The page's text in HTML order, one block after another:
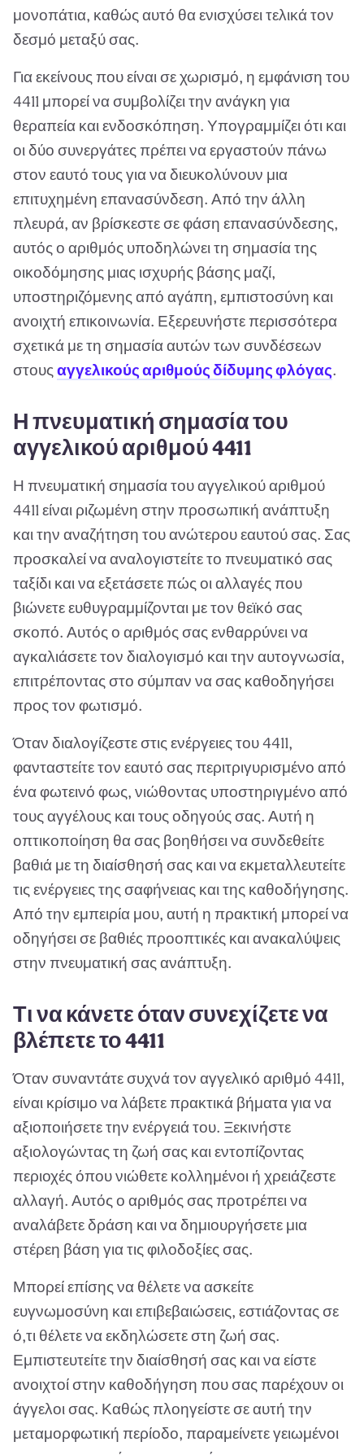
μονοπάτια, καθώς αυτό θα ενισχύσει τελικά τον
δεσμό μεταξύ σας.
Για εκείνους που είναι σε χωρισμό, η εμφάνιση του
4411 μπορεί να συμβολίζει την ανάγκη για
θεραπεία και ενδοσκόπηση. Υπογραμμίζει ότι και
οι δύο συνεργάτες πρέπει να εργαστούν πάνω
στον εαυτό τους για να διευκολύνουν μια
επιτυχημένη επανασύνδεση. Από την άλλη
πλευρά, αν βρίσκεστε σε φάση επανασύνδεσης,
αυτός ο αριθμός υποδηλώνει τη σημασία της
οικοδόμησης μιας ισχυρής βάσης μαζί,
υποστηριζόμενης από αγάπη, εμπιστοσύνη και
ανοιχτή επικοινωνία. Εξερευνήστε περισσότερα
σχετικά με τη σημασία αυτών των συνδέσεων
στους αγγελικούς αριθμούς δίδυμης φλόγας.
Η πνευματική σημασία του
αγγελικού αριθμού 4411
Η πνευματική σημασία του αγγελικού αριθμού
4411 είναι ριζωμένη στην προσωπική ανάπτυξη
και την αναζήτηση του ανώτερου εαυτού σας. Σας
προσκαλεί να αναλογιστείτε το πνευματικό σας
ταξίδι και να εξετάσετε πώς οι αλλαγές που
βιώνετε ευθυγραμμίζονται με τον θεϊκό σας
σκοπό. Αυτός ο αριθμός σας ενθαρρύνει να
αγκαλιάσετε τον διαλογισμό και την αυτογνωσία,
επιτρέποντας στο σύμπαν να σας καθοδηγήσει
προς τον φωτισμό.
Όταν διαλογίζεστε στις ενέργειες του 4411,
φανταστείτε τον εαυτό σας περιτριγυρισμένο από
ένα φωτεινό φως, νιώθοντας υποστηριγμένο από
τους αγγέλους και τους οδηγούς σας. Αυτή η
οπτικοποίηση θα σας βοηθήσει να συνδεθείτε
βαθιά με τη διαίσθησή σας και να εκμεταλλευτείτε
τις ενέργειες της σαφήνειας και της καθοδήγησης.
Από την εμπειρία μου, αυτή η πρακτική μπορεί να
οδηγήσει σε βαθιές προοπτικές και ανακαλύψεις
στην πνευματική σας ανάπτυξη.
Τι να κάνετε όταν συνεχίζετε να
βλέπετε το 4411
Όταν συναντάτε συχνά τον αγγελικό αριθμό 4411,
είναι κρίσιμο να λάβετε πρακτικά βήματα για να
αξιοποιήσετε την ενέργειά του. Ξεκινήστε
αξιολογώντας τη ζωή σας και εντοπίζοντας
περιοχές όπου νιώθετε κολλημένοι ή χρειάζεστε
αλλαγή. Αυτός ο αριθμός σας προτρέπει να
αναλάβετε δράση και να δημιουργήσετε μια
στέρεη βάση για τις φιλοδοξίες σας.
Μπορεί επίσης να θέλετε να ασκείτε
ευγνωμοσύνη και επιβεβαιώσεις, εστιάζοντας σε
ό,τι θέλετε να εκδηλώσετε στη ζωή σας.
Εμπιστευτείτε την διαίσθησή σας και να είστε
ανοιχτοί στην καθοδήγηση που σας παρέχουν οι
άγγελοι σας. Καθώς πλοηγείστε σε αυτή την
μεταμορφωτική περίοδο, παραμείνετε γειωμένοι